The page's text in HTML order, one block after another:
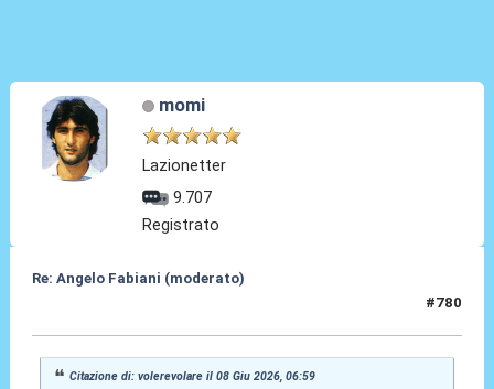
momi
Lazionetter
9.707
Registrato
Re: Angelo Fabiani (moderato)
#780
Citazione di: volerevolare il 08 Giu 2026, 06:59